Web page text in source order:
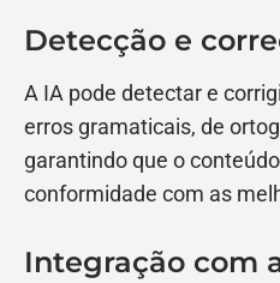
Detecção e
A IA pode detectar e
erros gramaticais, de
garantindo que o
conformidade com as
Integração com